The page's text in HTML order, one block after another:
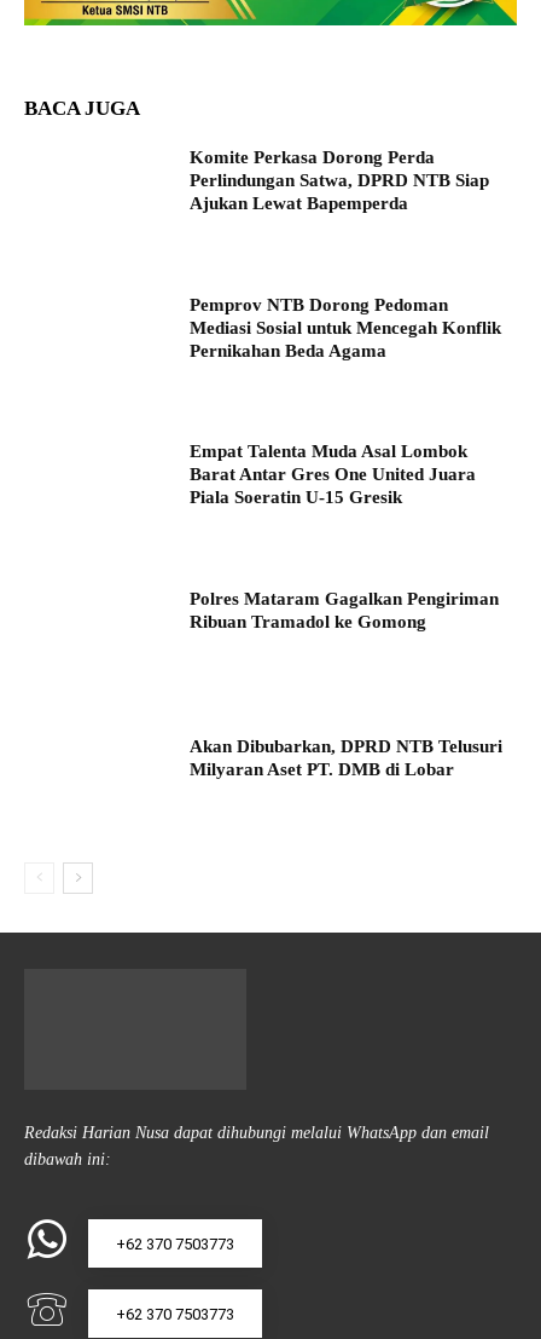
BACA JUGA
Komite Perkasa Dorong Perda
Perlindungan Satwa, DPRD NTB Siap
Ajukan Lewat Bapemperda
Pemprov NTB Dorong Pedoman
Mediasi Sosial untuk Mencegah Konflik
Pernikahan Beda Agama
Empat Talenta Muda Asal Lombok
Barat Antar Gres One United Juara
Piala Soeratin U-15 Gresik
Polres Mataram Gagalkan Pengiriman
Ribuan Tramadol ke Gomong
Akan Dibubarkan, DPRD NTB Telusuri
Milyaran Aset PT. DMB di Lobar
Redaksi Harian Nusa dapat dihubungi melalui WhatsApp dan email
dibawah ini:
+62 370 7503773
+62 370 7503773